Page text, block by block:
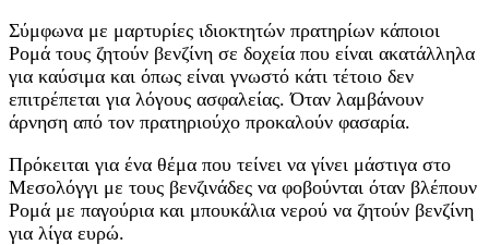
Σύμφωνα με μαρτυρίες ιδιοκτητών πρατηρίων κάποιοι
Ρομά τους ζητούν βενζίνη σε δοχεία που είναι ακατάλληλα
για καύσιμα και όπως είναι γνωστό κάτι τέτοιο δεν
επιτρέπεται για λόγους ασφαλείας. Όταν λαμβάνουν
άρνηση από τον πρατηριούχο προκαλούν φασαρία.
Πρόκειται για ένα θέμα που τείνει να γίνει μάστιγα στο
Μεσολόγγι με τους βενζινάδες να φοβούνται όταν βλέπουν
Ρομά με παγούρια και μπουκάλια νερού να ζητούν βενζίνη
για λίγα ευρώ.